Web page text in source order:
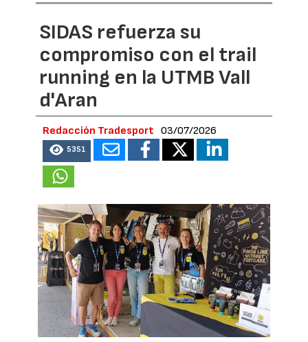
SIDAS refuerza su
compromiso con el trail
running en la UTMB Vall
d'Aran
Redacción Tradesport 03/07/2026
5351